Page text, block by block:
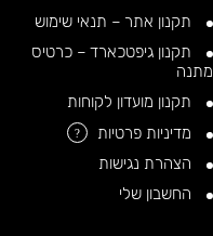
תקנון אתר – תנאי שימוש
תקנון גיפטכארד – כרטיס
מתנה
תקנון מועדון לקוחות
מדיניות פרטיות
?
הצהרת נגישות
החשבון שלי